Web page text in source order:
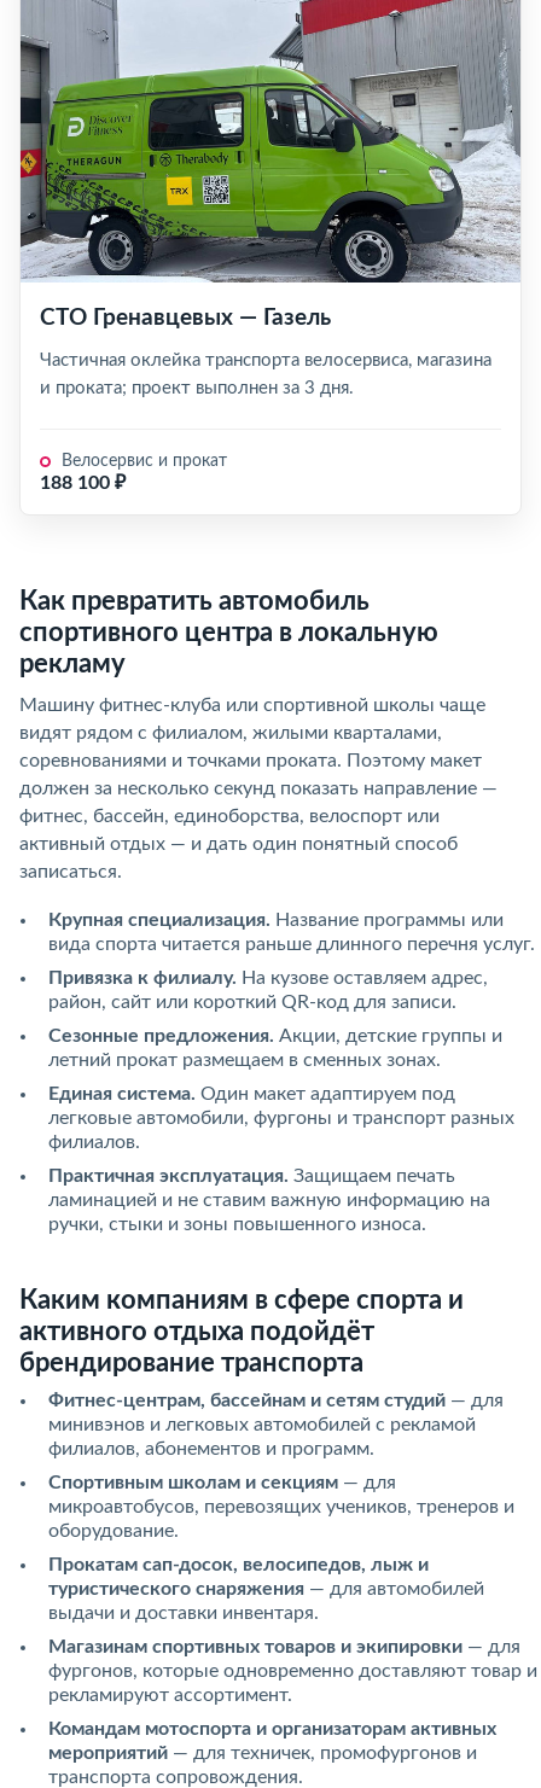
СТО Гренавцевых — Газель
Частичная оклейка транспорта велосервиса, магазина
и проката; проект выполнен за 3 дня.
Велосервис и прокат
188 100 ₽
Как превратить автомобиль
спортивного центра в локальную
рекламу
Машину фитнес-клуба или спортивной школы чаще
видят рядом с филиалом, жилыми кварталами,
соревнованиями и точками проката. Поэтому макет
должен за несколько секунд показать направление —
фитнес, бассейн, единоборства, велоспорт или
активный отдых — и дать один понятный способ
записаться.
Крупная специализация. Название программы или
вида спорта читается раньше длинного перечня услуг.
Привязка к филиалу. На кузове оставляем адрес,
район, сайт или короткий QR-код для записи.
Сезонные предложения. Акции, детские группы и
летний прокат размещаем в сменных зонах.
Единая система. Один макет адаптируем под
легковые автомобили, фургоны и транспорт разных
филиалов.
Практичная эксплуатация. Защищаем печать
ламинацией и не ставим важную информацию на
ручки, стыки и зоны повышенного износа.
Каким компаниям в сфере спорта и
активного отдыха подойдёт
брендирование транспорта
Фитнес-центрам, бассейнам и сетям студий — для
минивэнов и легковых автомобилей с рекламой
филиалов, абонементов и программ.
Спортивным школам и секциям — для
микроавтобусов, перевозящих учеников, тренеров и
оборудование.
Прокатам сап-досок, велосипедов, лыж и
туристического снаряжения — для автомобилей
выдачи и доставки инвентаря.
Магазинам спортивных товаров и экипировки — для
фургонов, которые одновременно доставляют товар и
рекламируют ассортимент.
Командам мотоспорта и организаторам активных
мероприятий — для техничек, промофургонов и
транспорта сопровождения.